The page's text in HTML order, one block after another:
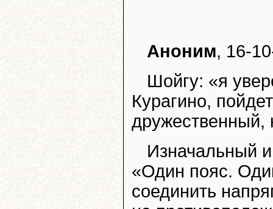
Аноним, 16-
Шойгу: «я
Курагино,
дружественный,
Изначальный
«Один пояс.
соединить